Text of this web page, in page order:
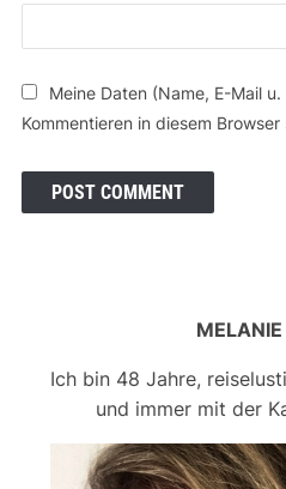
Meine Daten (Name, E-Mail
Kommentieren in diesem Browser
MELANIE
Ich bin 48 Jahre,
und immer mit der